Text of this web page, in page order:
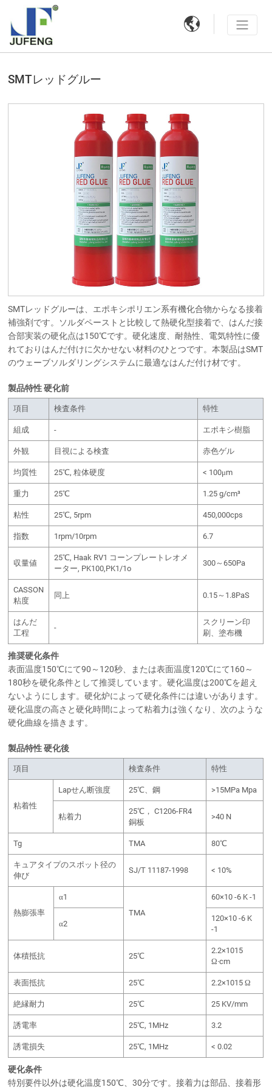

SMTレッドグルー
SMTレッドグルーは、エポキシポリエン系有機化合物からなる接着
補強剤です。ソルダペーストと比較して熱硬化型接着で、はんだ接
合部実装の硬化点は150℃です。硬化速度、耐熱性、電気特性に優
れておりはんだ付けに欠かせない材料のひとつです。本製品はSMT
のウェーブソルダリングシステムに最適なはんだ付け材です。
製品特性 硬化前
項目 検査条件 特性
組成 - エポキシ樹脂
外観 目視による検査 赤色ゲル
均質性 25℃, 粒体硬度 < 100μm
重力 25℃ 1.25 g/cm³
粘性 25℃, 5rpm 450,000cps
指数 1rpm/10rpm 6.7
収量値
25℃, Haak RV1 コーンプレートレオメ
ーター, PK100,PK1/1o
300～650Pa
CASSON
粘度
同上 0.15～1.8PaS
はんだ
工程
-
スクリーン印
刷、塗布機
推奨硬化条件
表面温度150℃にて90～120秒、または表面温度120℃にて160～
180秒を硬化条件として推奨しています。硬化温度は200℃を超え
ないようにします。硬化炉によって硬化条件には違いがあります。
硬化温度の高さと硬化時間によって粘着力は強くなり、次のような
硬化曲線を描きます。
製品特性 硬化後
項目 検査条件 特性
粘着性
Lapせん断強度 25℃、鋼 >15MPa Mpa
粘着力
25℃， C1206-FR4
銅板
>40 N
Tg TMA 80℃
キュアタイプのスポット径の
伸び
SJ/T 11187-1998 < 10%
熱膨張率
α1
TMA
60×10 -6 K -1
α2
120×10 -6 K
-1
体積抵抗 25℃
2.2×1015
Ω·cm
表面抵抗 25℃ 2.2×1015 Ω
絶縁耐力 25℃ 25 KV/mm
誘電率 25℃, 1MHz 3.2
誘電損失 25℃, 1MHz < 0.02
硬化条件
特別要件以外は硬化温度150℃、30分です。接着力は部品、接着形